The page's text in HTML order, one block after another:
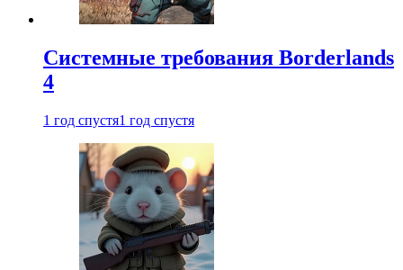
Системные требования Borderlands
4
1 год спустя1 год спустя